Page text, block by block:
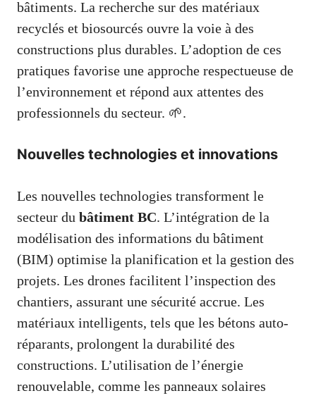
bâtiments. La recherche sur des matériaux
recyclés et biosourcés ouvre la voie à des
constructions plus durables. L’adoption de ces
pratiques favorise une approche respectueuse de
l’environnement et répond aux attentes des
professionnels du secteur. 🌱.
Nouvelles technologies et innovations
Les nouvelles technologies transforment le
secteur du bâtiment BC. L’intégration de la
modélisation des informations du bâtiment
(BIM) optimise la planification et la gestion des
projets. Les drones facilitent l’inspection des
chantiers, assurant une sécurité accrue. Les
matériaux intelligents, tels que les bétons auto-
réparants, prolongent la durabilité des
constructions. L’utilisation de l’énergie
renouvelable, comme les panneaux solaires